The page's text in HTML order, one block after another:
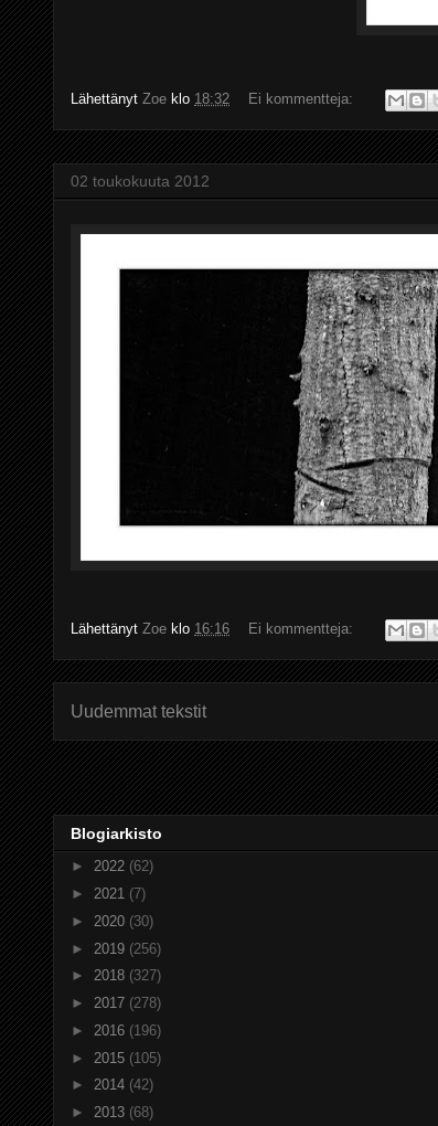
Lähettänyt Zoe klo 18:32 Ei kommentteja:
02 toukokuuta 2012
Lähettänyt Zoe klo 16:16 Ei kommentteja:
Uudemmat tekstit
Blogiarkisto
► 2022 (62)
► 2021 (7)
► 2020 (30)
► 2019 (256)
► 2018 (327)
► 2017 (278)
► 2016 (196)
► 2015 (105)
► 2014 (42)
► 2013 (68)